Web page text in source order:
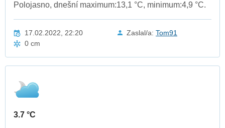
Polojasno, dnešní maximum:13,1 °C, minimum:4,9 °C.
17.02.2022, 22:20 Zaslal/a: Tom91
0 cm
3.7 °C